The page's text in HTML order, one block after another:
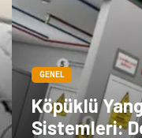
GENEL
Köpüklü
Sistemleri: